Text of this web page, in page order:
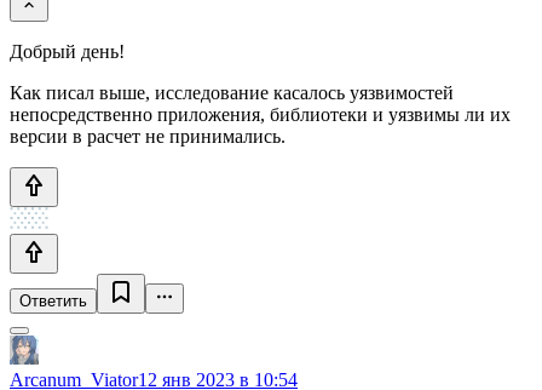
Добрый день!
Как писал выше, исследование касалось уязвимостей
непосредственно приложения, библиотеки и уязвимы ли их
версии в расчет не принимались.
Ответить
Arcanum_Viator12 янв 2023 в 10:54